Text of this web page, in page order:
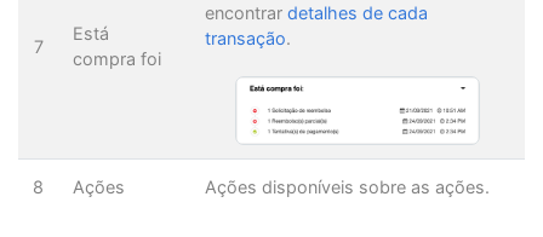
7
Está
compra foi
encontrar detalhes de cada
transação.
8 Ações Ações disponíveis sobre as ações.